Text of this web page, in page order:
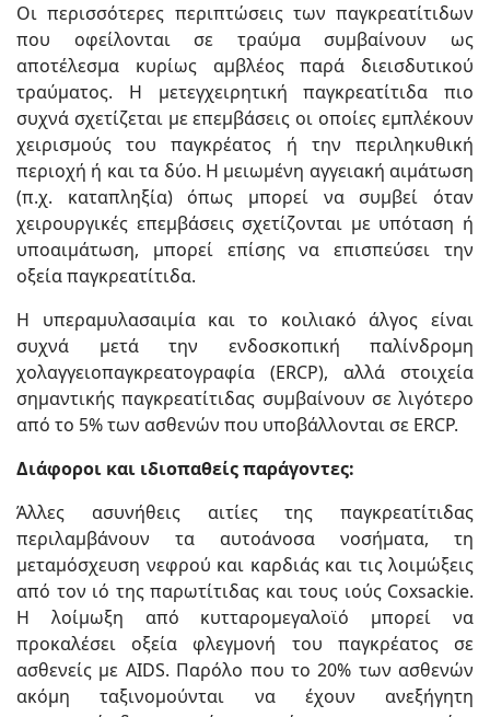
Οι περισσότερες περιπτώσεις των παγκρεατίτιδων
που οφείλονται σε τραύμα συμβαίνουν ως
αποτέλεσμα κυρίως αμβλέος παρά διεισδυτικού
τραύματος. Η μετεγχειρητική παγκρεατίτιδα πιο
συχνά σχετίζεται με επεμβάσεις οι οποίες εμπλέκουν
χειρισμούς του παγκρέατος ή την περιληκυθική
περιοχή ή και τα δύο. Η μειωμένη αγγειακή αιμάτωση
(π.χ. καταπληξία) όπως μπορεί να συμβεί όταν
χειρουργικές επεμβάσεις σχετίζονται με υπόταση ή
υποαιμάτωση, μπορεί επίσης να επισπεύσει την
οξεία παγκρεατίτιδα.
Η υπεραμυλασαιμία και το κοιλιακό άλγος είναι
συχνά μετά την ενδοσκοπική παλίνδρομη
χολαγγειοπαγκρεατογραφία (ERCP), αλλά στοιχεία
σημαντικής παγκρεατίτιδας συμβαίνουν σε λιγότερο
από το 5% των ασθενών που υποβάλλονται σε ERCP.
Διάφοροι και ιδιοπαθείς παράγοντες:
Άλλες ασυνήθεις αιτίες της παγκρεατίτιδας
περιλαμβάνουν τα αυτοάνοσα νοσήματα, τη
μεταμόσχευση νεφρού και καρδιάς και τις λοιμώξεις
από τον ιό της παρωτίτιδας και τους ιούς Coxsackie.
Η λοίμωξη από κυτταρομεγαλοϊό μπορεί να
προκαλέσει οξεία φλεγμονή του παγκρέατος σε
ασθενείς με AIDS. Παρόλο που το 20% των ασθενών
ακόμη ταξινομούνται να έχουν ανεξήγητη